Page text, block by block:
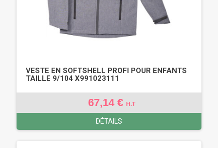
VESTE EN SOFTSHELL PROFI POUR ENFANTS
TAILLE 9/104 X991023111
67,14 € H.T
DÉTAILS